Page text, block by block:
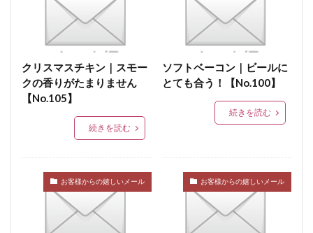
クリスマスチキン｜スモー
クの香りがたまりません
【No.105】
続きを読む
ソフトベーコン｜ビールに
とても合う！【No.100】
続きを読む
お客様からの嬉しいメール お客様からの嬉しいメール